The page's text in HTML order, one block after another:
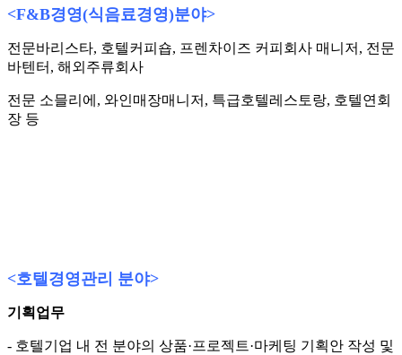
<F&B경영(식음료경영)분야>
전문바리스타, 호텔커피숍, 프렌차이즈 커피회사 매니저, 전문
바텐터, 해외주류회사
전문 소믈리에, 와인매장매니저, 특급호텔레스토랑, 호텔연회
장 등
<호텔경영관리 분야>
기획업무
- 호텔기업 내 전 분야의 상품·프로젝트·마케팅 기획안 작성 및